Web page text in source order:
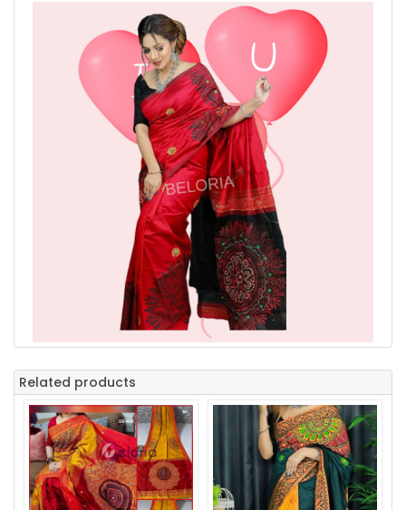
Related products